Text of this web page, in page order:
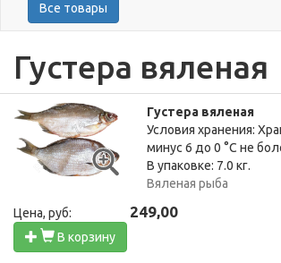
Все товары
Густера вяленая
Густера вяленая
Условия хранения:
минус 6 до 0 °C не
В упаковке: 7.0 кг.
Вяленая рыба
Цена, руб: 249,00
В корзину